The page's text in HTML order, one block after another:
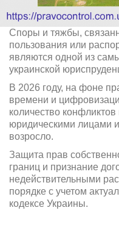
Споры и тяжбы,
пользования или
являются одной из
украинской
В 2026 году, на фоне
времени и
количество
юридическими лицами
возросло.
Защита прав
границ и признание
недействительными
порядке с учетом
кодексе Украины.